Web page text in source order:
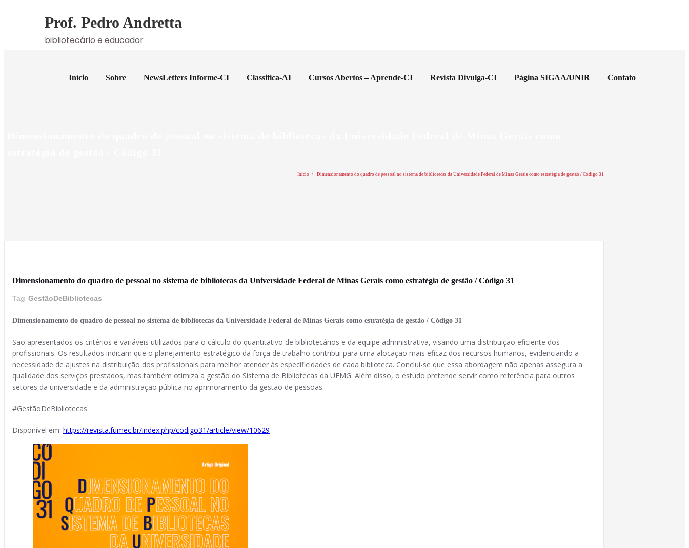
Prof. Pedro Andretta
bibliotecário e educador
Início Sobre NewsLetters Informe-CI Classifica-AI Cursos Abertos – Aprende-CI Revista Divulga-CI Página SIGAA/UNIR Contato
Início Dimensionamento do quadro de pessoal no sistema de bibliotecas da Universidade Federal de Minas Gerais como estratégia de gestão / Código 31
Dimensionamento do quadro de pessoal no sistema de bibliotecas da Universidade Federal de Minas Gerais como estratégia de gestão / Código 31
Tag GestãoDeBibliotecas
Dimensionamento do quadro de pessoal no sistema de bibliotecas da Universidade Federal de Minas Gerais como estratégia de gestão / Código 31
São apresentados os critérios e variáveis utilizados para o cálculo do quantitativo de bibliotecários e da equipe administrativa, visando uma distribuição eficiente dos
profissionais. Os resultados indicam que o planejamento estratégico da força de trabalho contribui para uma alocação mais eficaz dos recursos humanos, evidenciando a
necessidade de ajustes na distribuição dos profissionais para melhor atender às especificidades de cada biblioteca. Conclui-se que essa abordagem não apenas assegura a
qualidade dos serviços prestados, mas também otimiza a gestão do Sistema de Bibliotecas da UFMG. Além disso, o estudo pretende servir como referência para outros
setores da universidade e da administração pública no aprimoramento da gestão de pessoas.
#GestãoDeBibliotecas
Disponível em: https://revista.fumec.br/index.php/codigo31/article/view/10629